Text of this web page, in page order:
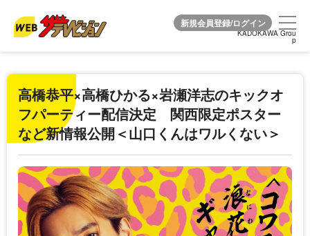
KADOKAWA Grou
p
KADOKAWA Grou
p
高橋恭平×高橋ひかる×岩瀬洋志のキックオ
フパーティー配信決定 関西限定ポスター
など新情報公開＜山口くんはワルくない＞